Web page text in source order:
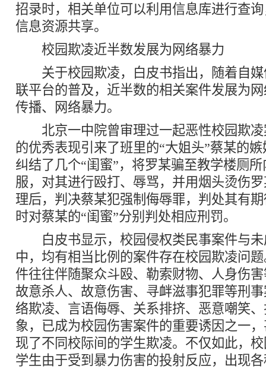
招录时，相关单位可以利用信息库进行查
信息资源共享。
校园欺凌近半数发展为网络暴力
关于校园欺凌，白皮书指出，随着自媒
联平台的普及，近半数的相关案件发展为
传播、网络暴力。
北京一中院曾审理过一起恶性校园欺凌
的优秀表现引来了班里的“大姐头”蔡某的
纠结了几个“闺蜜”，将罗某骗至教学楼厕
服，对其进行殴打、辱骂，并用烟头烫伤
理后，判决蔡某犯强制侮辱罪，判处其有
时对蔡某的“闺蜜”分别判处相应刑罚。
白皮书显示，校园侵权类民事案件与未
中，均有相当比例的案件存在校园欺凌问
件往往伴随聚众斗殴、勒索财物、人身伤
故意杀人、故意伤害、寻衅滋事犯罪等刑
络欺凌、言语侮辱、关系排挤、恶意嘲笑
象，已成为校园伤害案件的重要诱因之一
现了不同校际间的学生欺凌。不仅如此，
学生由于受到暴力伤害的投射反应，出现